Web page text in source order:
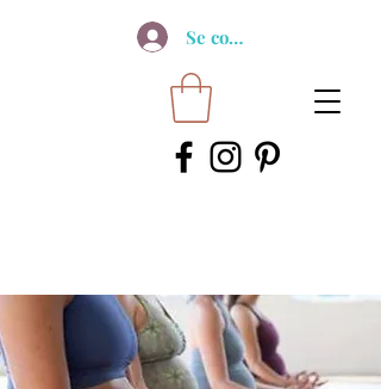
Se connecter